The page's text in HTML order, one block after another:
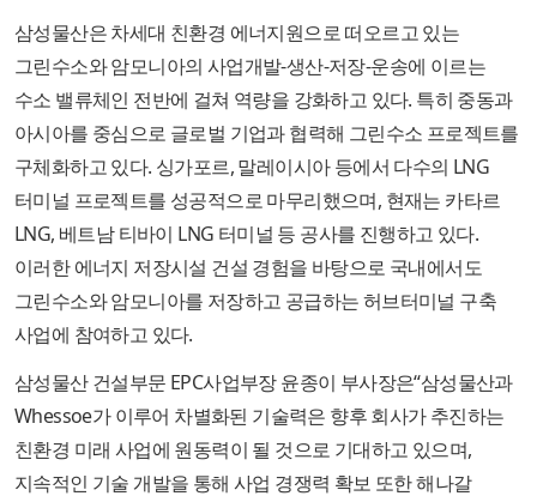
삼성물산은 차세대 친환경 에너지원으로 떠오르고 있는
그린수소와 암모니아의 사업개발-생산-저장-운송에 이르는
수소 밸류체인 전반에 걸쳐 역량을 강화하고 있다. 특히 중동과
아시아를 중심으로 글로벌 기업과 협력해 그린수소 프로젝트를
구체화하고 있다. 싱가포르, 말레이시아 등에서 다수의 LNG
터미널 프로젝트를 성공적으로 마무리했으며, 현재는 카타르
LNG, 베트남 티바이 LNG 터미널 등 공사를 진행하고 있다.
이러한 에너지 저장시설 건설 경험을 바탕으로 국내에서도
그린수소와 암모니아를 저장하고 공급하는 허브터미널 구축
사업에 참여하고 있다.
삼성물산 건설부문 EPC사업부장 윤종이 부사장은“삼성물산과
Whessoe가 이루어 차별화된 기술력은 향후 회사가 추진하는
친환경 미래 사업에 원동력이 될 것으로 기대하고 있으며,
지속적인 기술 개발을 통해 사업 경쟁력 확보 또한 해나갈